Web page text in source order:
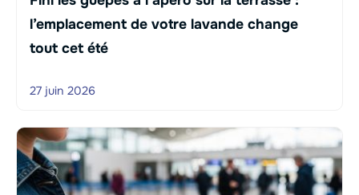
l’emplacement de votre lavande change
tout cet été
27 juin 2026